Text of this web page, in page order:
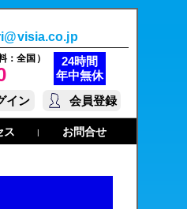
：全国）
24時間
年中無休
イン 会員登録
ス | お問合せ